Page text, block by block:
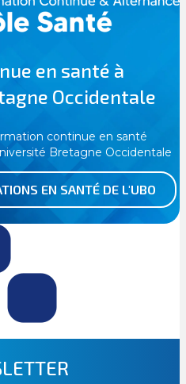
en santé à
Occidentale
continue en santé
Bretagne Occidentale
EN SANTÉ DE L'UBO